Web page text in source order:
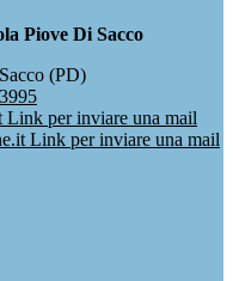
Piove Di Sacco
(PD)
Link per inviare una mail
Link per inviare una mail